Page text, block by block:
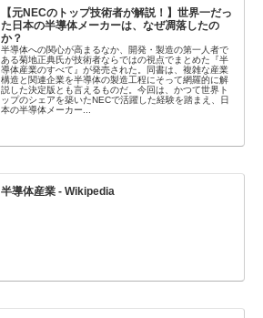
【元NECのトップ技術者が解説！】世界一だっ
た日本の半導体メーカーは、なぜ凋落したの
か？
半導体への関心が高まるなか、開発・製造の第一人者で
ある菊地正典氏が技術者ならではの視点でまとめた『半
導体産業のすべて』が発売された。同書は、複雑な産業
構造と関連企業を半導体の製造工程にそって網羅的に解
説した決定版とも言えるものだ。今回は、かつて世界ト
ップのシェアを築いたNECで活躍した経験を踏まえ、日
本の半導体メーカー...
半導体産業 - Wikipedia